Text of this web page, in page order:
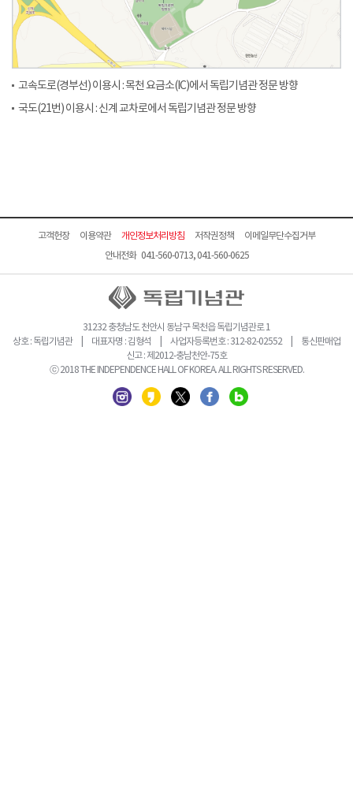
고속도로(경부선) 이용시 : 목천 요금소(IC)에서 독립기념관 정문 방향
국도(21번) 이용시 : 신계 교차로에서 독립기념관 정문 방향
고객헌장 이용약관 개인정보처리방침 저작권정책
이메일무단수집거부
안내전화 041-560-0713, 041-560-0625
31232 충청남도 천안시 동남구 목천읍 독립기념관로 1
상호 : 독립기념관 | 대표자명 : 김형석 | 사업자등록번호 : 312-82-02552 | 통신판매업
신고 : 제2012-충남천안-75호
ⓒ 2018 THE INDEPENDENCE HALL OF KOREA. ALL RIGHTS RESERVED.